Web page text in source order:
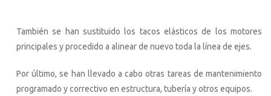
También se han sustituido los tacos elásticos de los motores
principales y procedido a alinear de nuevo toda la línea de ejes.
Por último, se han llevado a cabo otras tareas de mantenimiento
programado y correctivo en estructura, tubería y otros equipos.